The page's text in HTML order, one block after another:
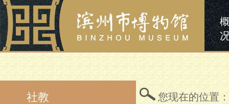
社教 您现在的位置：